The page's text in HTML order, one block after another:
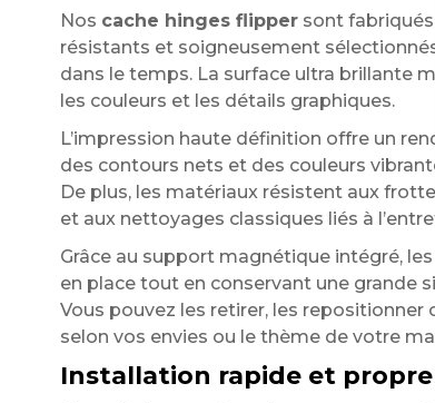
Nos cache hinges flippersont
résistants et soigneusement
dans le temps. La surface ultra brillante
les couleurs et les détails graphiques.
L’impression haute définition offre un
des contours nets et des couleurs
De plus, les matériaux résistent aux
et aux nettoyages classiques liés à
Grâce au support magnétique intégré,
en place tout en conservant une grande
Vous pouvez les retirer, les
selon vos envies ou le thème de votre
Installation rapide et propre